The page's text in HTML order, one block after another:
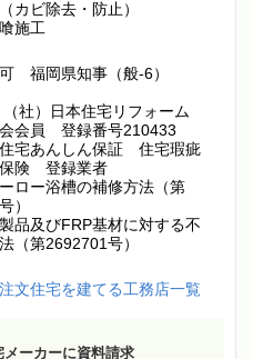
カビ除去・防止）
施工
福岡県知事（般-6）
社）日本住宅リフォーム
会員 登録番号210433
宅あんしん保証 住宅瑕疵
険 登録業者
ロー浴槽の補修方法（第
）
品及びFRP基材に対する不
（第2692701号）
文住宅を建てる工務店一覧
ーカーに資料請求